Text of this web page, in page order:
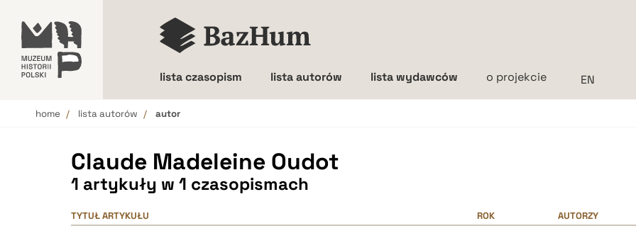
lista czasopism lista autorów lista wydawców o projekcie
home lista autorów autor
Claude Madeleine Oudot
1 artykuły w 1 czasopismach
TYTUŁ ARTYKUŁU ROK AUTORZY